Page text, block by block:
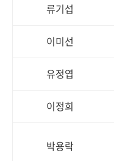
류기섭
이미선
유정엽
이정희
박용락